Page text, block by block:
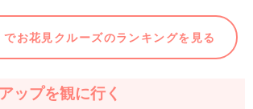
でお花見クルーズのランキングを見る
ップを観に行く